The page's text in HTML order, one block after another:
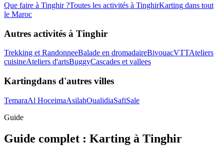
Que faire à Tinghir?Toutes les activités à TinghirKarting dans tout
le Maroc
Autres activités à Tinghir
Trekking et RandonneeBalade en dromadaireBivouacVTTAteliers
cuisineAteliers d'artsBuggyCascades et vallees
Kartingdans d'autres villes
TemaraAl HoceimaAsilahOualidiaSafiSale
Guide
Guide complet : Karting à Tinghir